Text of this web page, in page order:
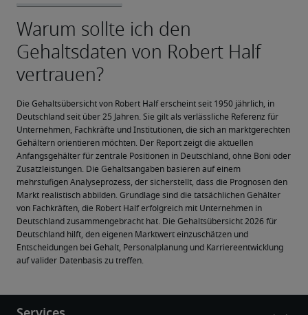
Die Gehaltsübersicht von Robert Half erscheint seit 1950 jährlich, in
Deutschland seit über 25 Jahren. Sie gilt als verlässliche Referenz für
Unternehmen, Fachkräfte und Institutionen, die sich an marktgerechten
Gehältern orientieren möchten. Der Report zeigt die aktuellen
Anfangsgehälter für zentrale Positionen in Deutschland, ohne Boni oder
Zusatzleistungen. Die Gehaltsangaben basieren auf einem
mehrstufigen Analyseprozess, der sicherstellt, dass die Prognosen den
Markt realistisch abbilden. Grundlage sind die tatsächlichen Gehälter
von Fachkräften, die Robert Half erfolgreich mit Unternehmen in
Deutschland zusammengebracht hat. Die Gehaltsübersicht 2026 für
Deutschland hilft, den eigenen Marktwert einzuschätzen und
Entscheidungen bei Gehalt, Personalplanung und Karriereentwicklung
auf valider Datenbasis zu treffen.